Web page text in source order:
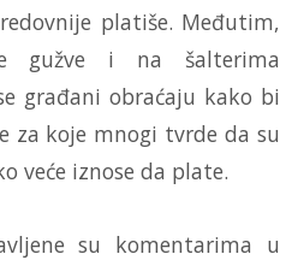
platiše. Međutim,
gužve i na šalterima
građani obraćaju kako bi
za koje mnogi tvrde da su
veće iznose da plate.
su komentarima u